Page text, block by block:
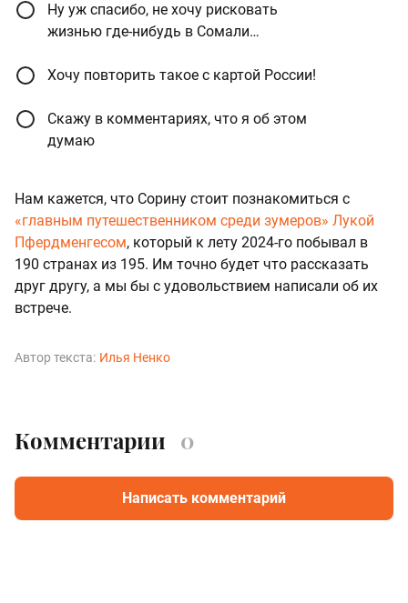
Ну уж спасибо, не хочу рисковать
жизнью где-нибудь в Сомали…
Хочу повторить такое с картой России!
Скажу в комментариях, что я об этом
думаю
Нам кажется, что Сорину стоит познакомиться с
«главным путешественником среди зумеров» Лукой
Пфердменгесом, который к лету 2024-го побывал в
190 странах из 195. Им точно будет что рассказать
друг другу, а мы бы с удовольствием написали об их
встрече.
Автор текста: Илья Ненко
Комментарии 0
Написать комментарий